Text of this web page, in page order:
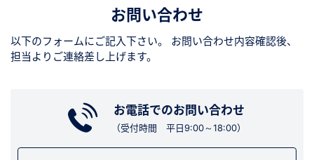
お問い合わせ
以下のフォームにご記入下さい。
お問い合わせ内容確認後、
担当よりご連絡差し上げます。
お電話でのお問い合わせ
（受付時間 平日9:00～18:00）